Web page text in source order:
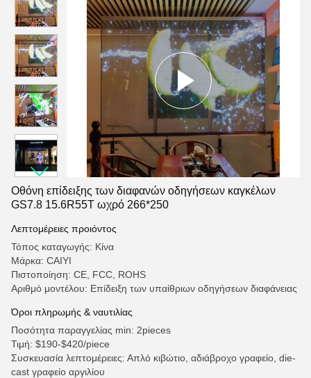
Οθόνη επίδειξης των διαφανών οδηγήσεων καγκέλων
GS7.8 15.6R55T ωχρό 266*250
Λεπτομέρειες προιόντος
Τόπος καταγωγής: Κίνα
Μάρκα: CAIYI
Πιστοποίηση: CE, FCC, ROHS
Αριθμό μοντέλου: Επίδειξη των υπαίθριων οδηγήσεων διαφάνειας
Όροι πληρωμής & ναυτιλίας
Ποσότητα παραγγελίας min: 2pieces
Τιμή: $190-$420/piece
Συσκευασία λεπτομέρειες: Απλό κιβώτιο, αδιάβροχο γραφείο, die-
cast γραφείο αργιλίου